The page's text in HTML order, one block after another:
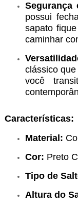
Segurança
possui
sapato
caminhar
clássico
você
Características:
Material:
Cor: Preto
Tipo de
Altura do